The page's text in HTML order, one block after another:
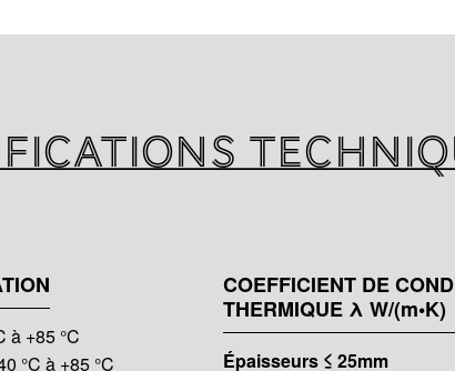
les exigences de
Cette politique
et sûr.
à +85 °C
°C à +85 °C
COEFFICIENT DE
THERMIQUE λ W/(m•K)
Épaisseurs ≤ 25mm